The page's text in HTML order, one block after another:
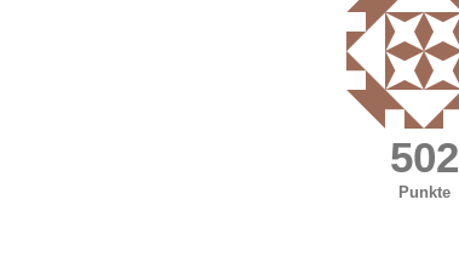
502
Punkte